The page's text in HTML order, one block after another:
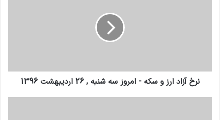
نرخ آزاد ارز و سکه - امروز سه شنبه , 26 ارديبهشت 1396